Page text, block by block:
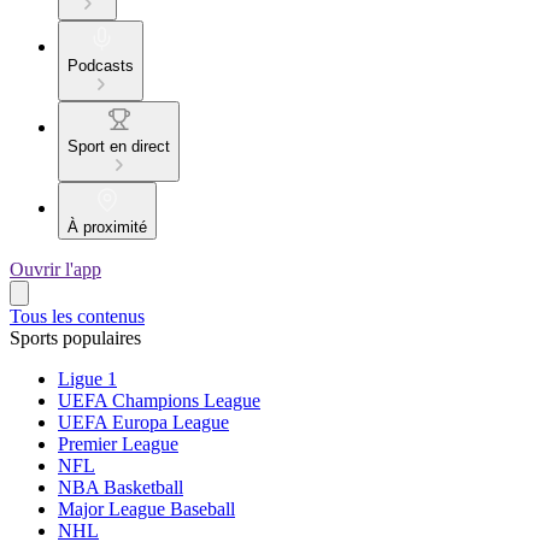
Podcasts
Sport en direct
À proximité
Ouvrir l'app
Tous les contenus
Sports populaires
Ligue 1
UEFA Champions League
UEFA Europa League
Premier League
NFL
NBA Basketball
Major League Baseball
NHL